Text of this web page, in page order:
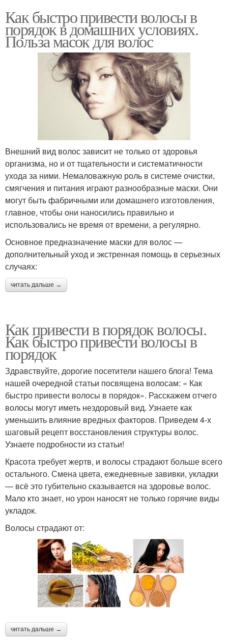
Как быстро привести волосы в
порядок в домашних условиях.
Польза масок для волос
Внешний вид волос зависит не только от здоровья
организма, но и от тщательности и систематичности
ухода за ними. Немаловажную роль в системе очистки,
смягчения и питания играют разнообразные маски. Они
могут быть фабричными или домашнего изготовления,
главное, чтобы они наносились правильно и
использовались не время от времени, а регулярно.
Основное предназначение маски для волос —
дополнительный уход и экстренная помощь в серьезных
случаях:
читать дальше →
Как привести в порядок волосы.
Как быстро привести волосы в
порядок
Здравствуйте, дорогие посетители нашего блога! Тема
нашей очередной статьи посвящена волосам: « Как
быстро привести волосы в порядок». Расскажем отчего
волосы могут иметь нездоровый вид. Узнаете как
уменьшить влияние вредных факторов. Приведем 4-х
шаговый рецепт восстановления структуры волос.
Узнаете подробности из статьи!
Красота требует жертв, и волосы страдают больше всего
остального. Смена цвета, ежедневные завивки, укладки
— всё это губительно сказывается на здоровье волос.
Мало кто знает, но урон наносят не только горячие виды
укладок.
Волосы страдают от:
читать дальше →